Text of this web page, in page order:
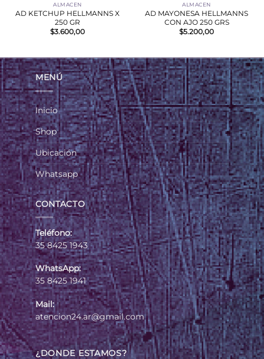
ALMACEN
AD KETCHUP HELLMANNS X
250 GR
$3.600,00
ALMACEN
AD MAYONESA HELLMANNS
CON AJO 250 GRS
$5.200,00
MENÚ
Inicio
Shop
Ubicación
Whatsapp
CONTACTO
Teléfono:
35 8425 1943
WhatsApp:
35 8425 1941
Mail:
atencion24.ar@gmail.com
¿DONDE ESTAMOS?